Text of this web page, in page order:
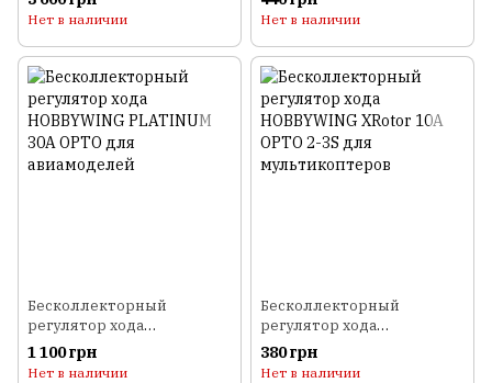
3800kv для автомоделей
Нет в наличии
мультикоптеров
Нет в наличии
Бесколлекторный
регулятор хода
HOBBYWING PLATINUM
30A OPTO для
1 100 грн
Нет в наличии
Бесколлекторный
регулятор хода
HOBBYWING XRotor 10A
OPTO 2-3S для
380 грн
Нет в наличии